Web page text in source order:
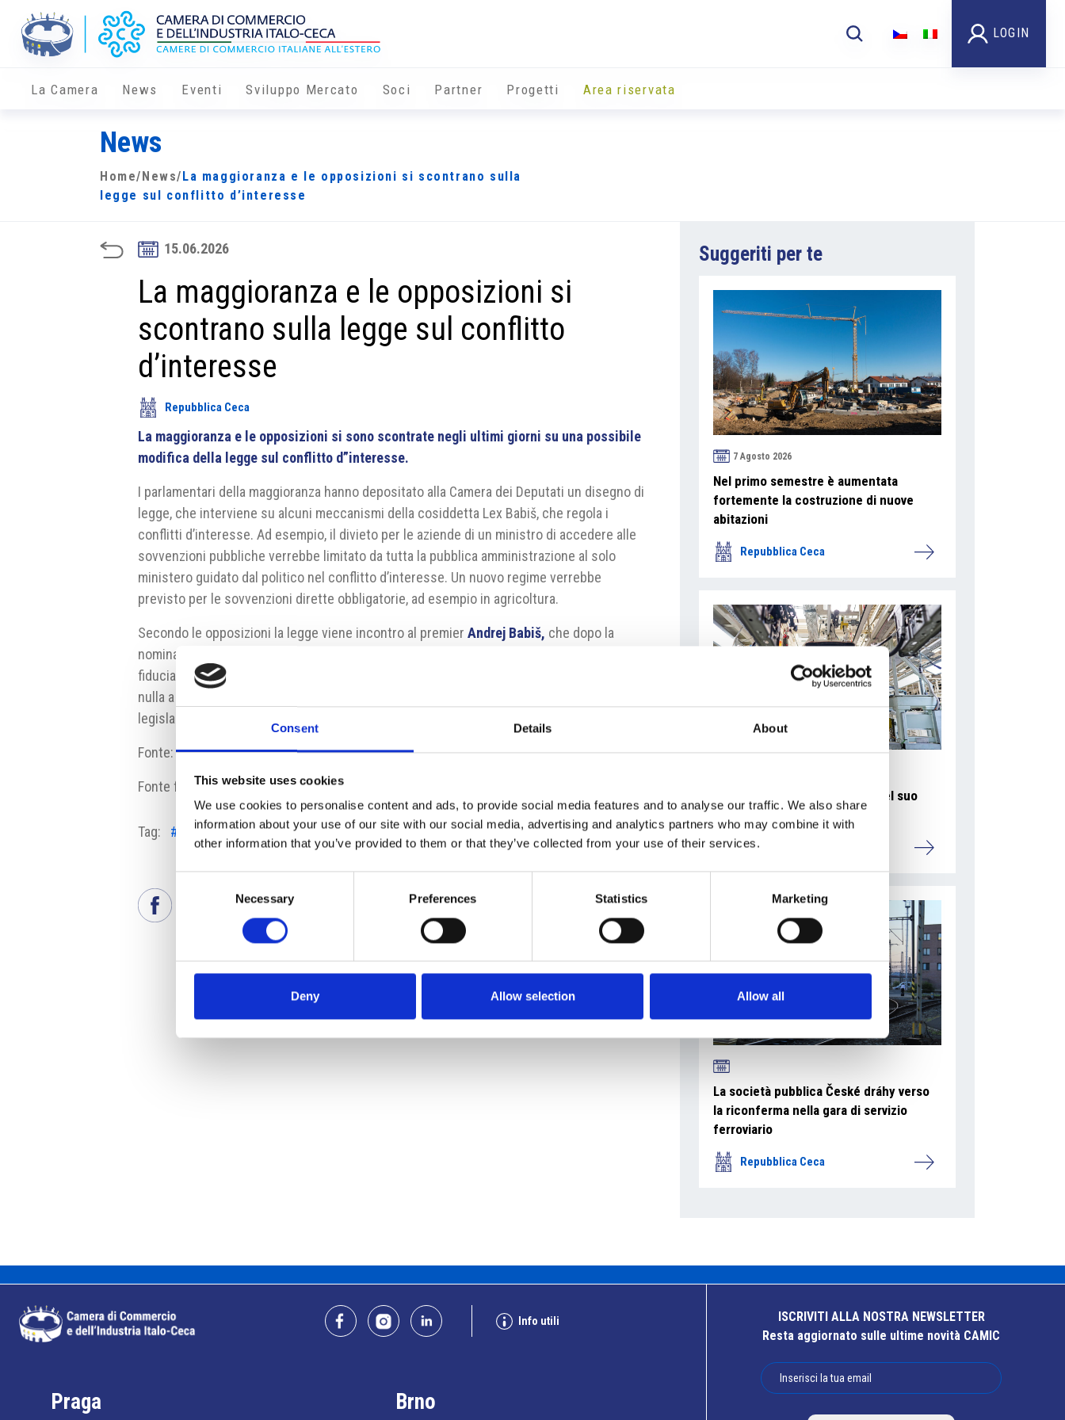
Consent Details About
This website uses cookies
We use cookies to personalise content and ads, to provide social media features and to analyse our traffic. We also share
information about your use of our site with our social media, advertising and analytics partners who may combine it with
other information that you’ve provided to them or that they’ve collected from your use of their services.
Necessary Preferences Statistics Marketing
Deny Allow selection Allow all
LOGIN
La Camera News Eventi Sviluppo Mercato Soci Partner Progetti Area riservata
News
Home/ News/ La maggioranza e le opposizioni si scontrano sulla
legge sul conflitto d’interesse
15.06.2026
La maggioranza e le opposizioni si
scontrano sulla legge sul conflitto
d’interesse
Repubblica Ceca
La maggioranza e le opposizioni si sono scontrate negli ultimi giorni su una possibile
modifica della legge sul conflitto d”interesse.
I parlamentari della maggioranza hanno depositato alla Camera dei Deputati un disegno di
legge, che interviene su alcuni meccanismi della cosiddetta Lex Babiš, che regola i
conflitti d’interesse. Ad esempio, il divieto per le aziende di un ministro di accedere alle
sovvenzioni pubbliche verrebbe limitato da tutta la pubblica amministrazione al solo
ministero guidato dal politico nel conflitto d’interesse. Un nuovo regime verrebbe
previsto per le sovvenzioni dirette obbligatorie, ad esempio in agricoltura.
Secondo le opposizioni la legge viene incontro al premierAndrej Babiš, che dopo la
nomina a presidente del consiglio ha conferito il suo gruppo Agrofert in un fondo
fiduciario. La vicepremier
nulla a che vedere con il premier. Babiš sostiene di aver risolto il conflitto in linea con la
legislazione comunitaria e nazionale.
Fonte:www.novinky.cz
Fonte fotografia:www.flickr.com
Tag: #conflitto d'interesse #maggioranza #opposizioni
Suggeriti per te
7 Agosto 2026
Nel primo semestre è aumentata
fortemente la costruzione di nuove
abitazioni
Repubblica Ceca
La Škoda avvia la produzione del suo
SUV Peaq
Repubblica Ceca
La società pubblica České dráhy verso
la riconferma nella gara di servizio
ferroviario
Repubblica Ceca
Info utili
Praga Brno
ISCRIVITI ALLA NOSTRA NEWSLETTER
Resta aggiornato sulle ultime novità CAMIC